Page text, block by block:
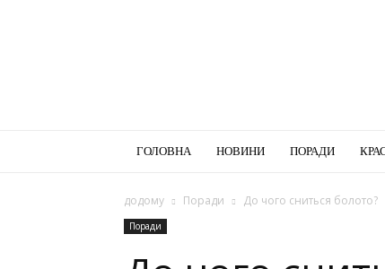
ГОЛОВНА НОВИНИ ПОРАДИ
додому Поради До чого сниться болото?
Поради